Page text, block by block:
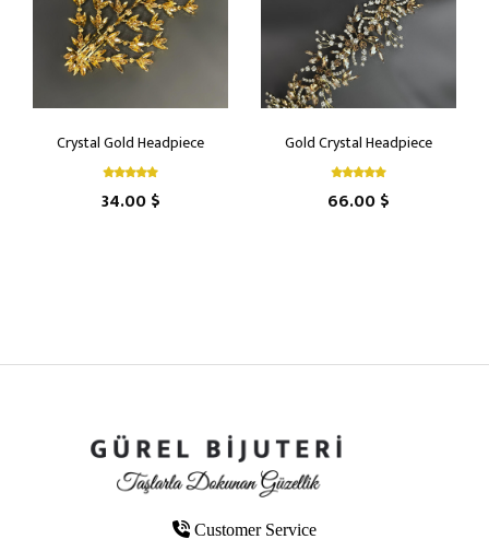
Crystal Gold Headpiece
34.00 $
Gold Crystal Headpiece
66.00 $
Customer Service